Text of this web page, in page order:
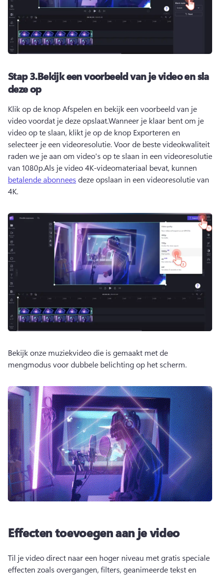
Stap 3.Bekijk een voorbeeld van je video en sla
deze op
Klik op de knop Afspelen en bekijk een voorbeeld van je
video voordat je deze opslaat.Wanneer je klaar bent om je
video op te slaan, klikt je op de knop Exporteren en
selecteer je een videoresolutie. Voor de beste videokwaliteit
raden we je aan om video's op te slaan in een videoresolutie
van 1080p.Als je video 4K-videomateriaal bevat, kunnen
betalende abonnees deze opslaan in een videoresolutie van
4K.
Bekijk onze muziekvideo die is gemaakt met de
mengmodus voor dubbele belichting op het scherm.
Effecten toevoegen aan je video
Til je video direct naar een hoger niveau met gratis speciale
effecten zoals overgangen, filters, geanimeerde tekst en